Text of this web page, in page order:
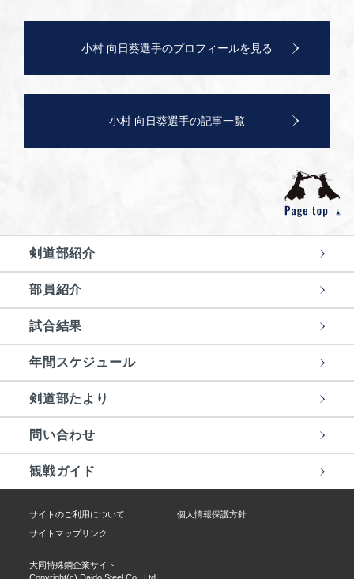
小村 向日葵選手のプロフィールを見る
小村 向日葵選手の記事一覧
剣道部紹介
部員紹介
試合結果
年間スケジュール
剣道部たより
問い合わせ
観戦ガイド
サイトのご利用について
個人情報保護方針
サイトマップリンク
大同特殊鋼企業サイト